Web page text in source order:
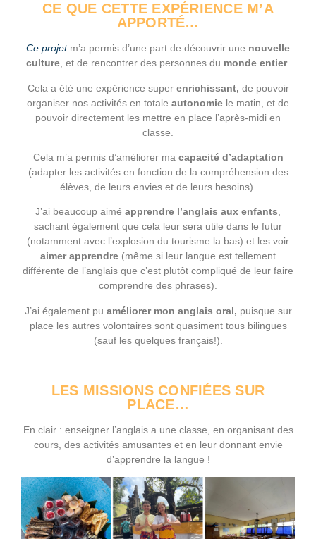
CE QUE CETTE EXPÉRIENCE M’A
APPORTÉ…
Ce projetm’a permis d’une part de découvrir une nouvelle
culture, et de rencontrer des personnes du monde entier.
Cela a été une expérience super enrichissant, de pouvoir
organiser nos activités en totale autonomie le matin, et de
pouvoir directement les mettre en place l’après-midi en
classe.
Cela m’a permis d’améliorer ma capacité d’adaptation
(adapter les activités en fonction de la compréhension des
élèves, de leurs envies et de leurs besoins).
J’ai beaucoup aimé apprendre l’anglais aux enfants,
sachant également que cela leur sera utile dans le futur
(notamment avec l’explosion du tourisme la bas) et les voir
aimer apprendre (même si leur langue est tellement
différente de l’anglais que c’est plutôt compliqué de leur faire
comprendre des phrases).
J’ai également pu améliorer mon anglais oral, puisque sur
place les autres volontaires sont quasiment tous bilingues
(sauf les quelques français!).
LES MISSIONS CONFIÉES SUR
PLACE…
En clair : enseigner l’anglais a une classe, en organisant des
cours, des activités amusantes et en leur donnant envie
d’apprendre la langue !